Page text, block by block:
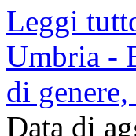
Leggi
Umbria -
di
Data di